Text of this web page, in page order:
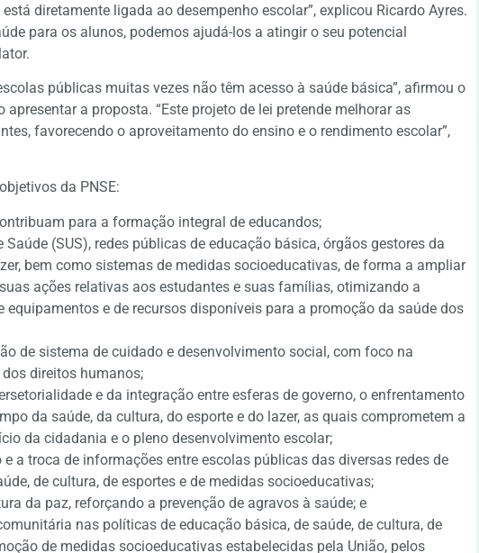
diretamente ligada ao desempenho escolar”, explicou Ricardo Ayres.
para os alunos, podemos ajudá-los a atingir o seu potencial
públicas muitas vezes não têm acesso à saúde básica”, afirmou o
a proposta. “Este projeto de lei pretende melhorar as
favorecendo o aproveitamento do ensino e o rendimento escolar”,
da PNSE:
para a formação integral de educandos;
(SUS), redes públicas de educação básica, órgãos gestores da
bem como sistemas de medidas socioeducativas, de forma a ampliar
ações relativas aos estudantes e suas famílias, otimizando a
equipamentos e de recursos disponíveis para a promoção da saúde dos
de sistema de cuidado e desenvolvimento social, com foco na
direitos humanos;
e da integração entre esferas de governo, o enfrentamento
da saúde, da cultura, do esporte e do lazer, as quais comprometem a
da cidadania e o pleno desenvolvimento escolar;
a troca de informações entre escolas públicas das diversas redes de
de cultura, de esportes e de medidas socioeducativas;
da paz, reforçando a prevenção de agravos à saúde; e
nas políticas de educação básica, de saúde, de cultura, de
de medidas socioeducativas estabelecidas pela União, pelos